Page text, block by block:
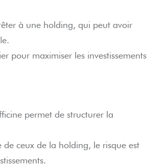
à une holding, qui peut avoir
pour maximiser les investissements
permet de structurer la
ceux de la holding, le risque est